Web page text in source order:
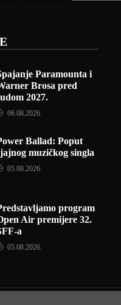
Paramounta i
Brosa pred
2027.
06.08.2026.
Ballad: Poput
muzičkog singla
05.08.2026.
program
Air premijere 32.
a
05.08.2026.